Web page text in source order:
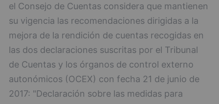
el Consejo de Cuentas considera que mantienen
su vigencia las recomendaciones dirigidas a la
mejora de la rendición de cuentas recogidas en
las dos declaraciones suscritas por el Tribunal
de Cuentas y los órganos de control externo
autonómicos (OCEX) con fecha 21 de junio de
2017: "Declaración sobre las medidas para